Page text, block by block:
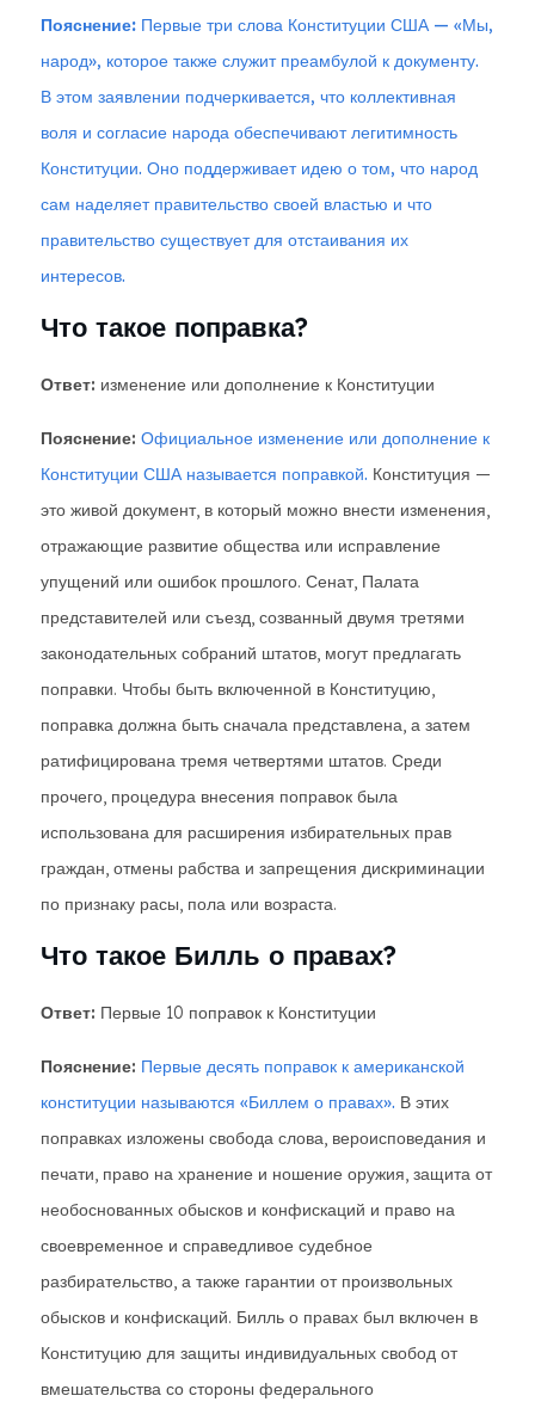
Пояснение: Первые три слова Конституции США — «Мы,
народ», которое также служит преамбулой к документу.
В этом заявлении подчеркивается, что коллективная
воля и согласие народа обеспечивают легитимность
Конституции. Оно поддерживает идею о том, что народ
сам наделяет правительство своей властью и что
правительство существует для отстаивания их
интересов.
Что такое поправка?
Ответ: изменение или дополнение к Конституции
Пояснение: Официальное изменение или дополнение к
Конституции США называется поправкой. Конституция —
это живой документ, в который можно внести изменения,
отражающие развитие общества или исправление
упущений или ошибок прошлого. Сенат, Палата
представителей или съезд, созванный двумя третями
законодательных собраний штатов, могут предлагать
поправки. Чтобы быть включенной в Конституцию,
поправка должна быть сначала представлена, а затем
ратифицирована тремя четвертями штатов. Среди
прочего, процедура внесения поправок была
использована для расширения избирательных прав
граждан, отмены рабства и запрещения дискриминации
по признаку расы, пола или возраста.
Что такое Билль о правах?
Ответ: Первые 10 поправок к Конституции
Пояснение: Первые десять поправок к американской
конституции называются «Биллем о правах». В этих
поправках изложены свобода слова, вероисповедания и
печати, право на хранение и ношение оружия, защита от
необоснованных обысков и конфискаций и право на
своевременное и справедливое судебное
разбирательство, а также гарантии от произвольных
обысков и конфискаций. Билль о правах был включен в
Конституцию для защиты индивидуальных свобод от
вмешательства со стороны федерального